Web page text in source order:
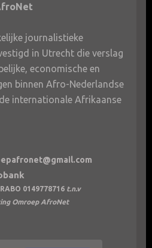
journalistieke
in Utrecht die verslag
economische en
binnen Afro-Nederlandse
internationale Afrikaanse
RABO 0149778716 t.n.v
Omroep AfroNet